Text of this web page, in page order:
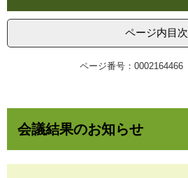
本
へ
ページ内目次
ページ番号：0002164466
会議結果のお知らせ